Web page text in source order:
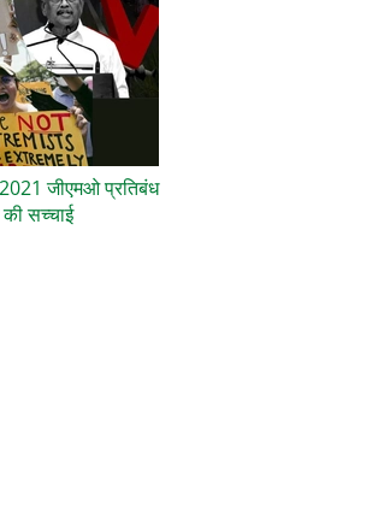
जीएमओ प्रतिबंध
सच्चाई